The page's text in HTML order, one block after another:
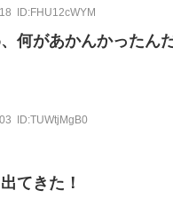
ID:FHU12cWYM
何があかんかったん
ID:TUWtjMgB0
てきた！